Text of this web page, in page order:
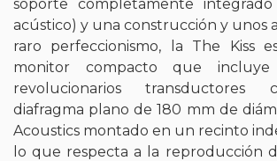
soporte completamente
acústico) y una construcción y unos
raro perfeccionismo, la The Kiss
monitor compacto que
revolucionarios transductores
diafragma plano de 180 mm de
Acoustics montado en un recinto
lo que respecta a la reproducción